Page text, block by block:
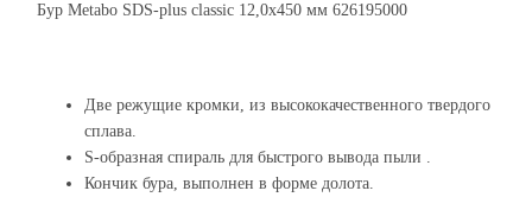
Бур Metabo SDS-plus classic 12,0x450 мм 626195000
Две режущие кромки, из высококачественного твердого
сплава.
S-образная спираль для быстрого вывода пыли .
Кончик бура, выполнен в форме долота.